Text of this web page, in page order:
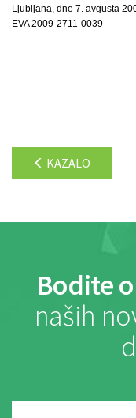
Ljubljana, dne 7. avgusta
EVA 2009-2711-0039
KAZALO
Bodite
naših